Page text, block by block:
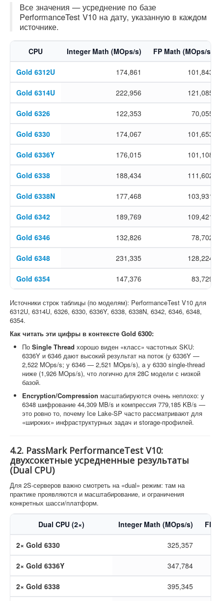
Все значения — усреднение по базе
PerformanceTest V10 на дату, указанную в каждом
источнике.
CPU Integer Math (MOps/s) FP Math (MOps/s)
Gold 6312U 174,861 101,843
Gold 6314U 222,956 121,085
Gold 6326 122,353 70,055
Gold 6330 174,067 101,653
Gold 6336Y 176,015 101,108
Gold 6338 188,434 111,602
Gold 6338N 177,468 103,931
Gold 6342 189,769 109,421
Gold 6346 132,826 78,702
Gold 6348 231,335 128,224
Gold 6354 147,376 83,729
Источники строк таблицы (по моделям): PerformanceTest V10 для
6312U, 6314U, 6326, 6330, 6336Y, 6338, 6338N, 6342, 6346, 6348,
6354.
Как читать эти цифры в контексте Gold 6300:
По Single Thread хорошо виден «класс» частотных SKU:
6336Y и 6346 дают высокий результат на поток (у 6336Y —
2,522 MOps/s; у 6346 — 2,521 MOps/s), а у 6330 single-thread
ниже (1,926 MOps/s), что логично для 28C модели с низкой
базой.
Encryption/Compression масштабируются очень неплохо: у
6348 шифрование 44,309 MB/s и компрессия 779,185 KB/s —
это ровно то, почему Ice Lake-SP часто рассматривают для
«широких» инфраструктурных задач и storage-профилей.
4.2. PassMark PerformanceTest V10:
двухсокетные усредненные результаты
(Dual CPU)
Для 2S-серверов важно смотреть на «dual» режим: там на
практике проявляются и масштабирование, и ограничения
конкретных шасси/платформ.
Dual CPU (2×) Integer Math (MOps/s) FP
2× Gold 6330 325,357
2× Gold 6336Y 347,784
2× Gold 6338 395,345